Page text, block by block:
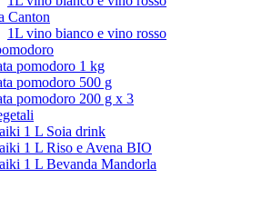
Canton
1L vino bianco e vino rosso
pomodoro 1 kg
pomodoro 500 g
pomodoro 200 g x 3
1 L Soia drink
1 L Riso e Avena BIO
1 L Bevanda Mandorla